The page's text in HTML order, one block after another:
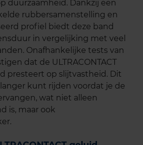
duurzaamheid. Dankzij een
rubbersamenstelling en
profiel biedt deze band
in vergelijking met veel
Onafhankelijke tests van
dat de ULTRACONTACT
presteert op slijtvastheid. Dit
kunt rijden voordat je de
wat niet alleen
is, maar ook